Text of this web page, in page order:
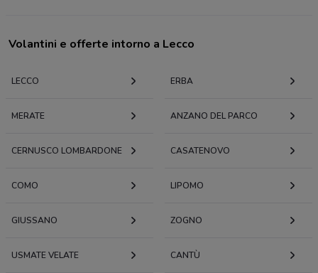
Volantini e offerte intorno a Lecco
LECCO ERBA
MERATE ANZANO DEL PARCO
CERNUSCO LOMBARDONE CASATENOVO
COMO LIPOMO
GIUSSANO ZOGNO
USMATE VELATE CANTÙ